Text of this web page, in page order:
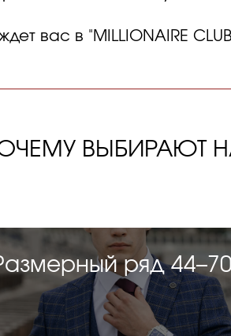
вас в "MILLIONAIRE
ВЫБИРАЮТ
ряд 44–70